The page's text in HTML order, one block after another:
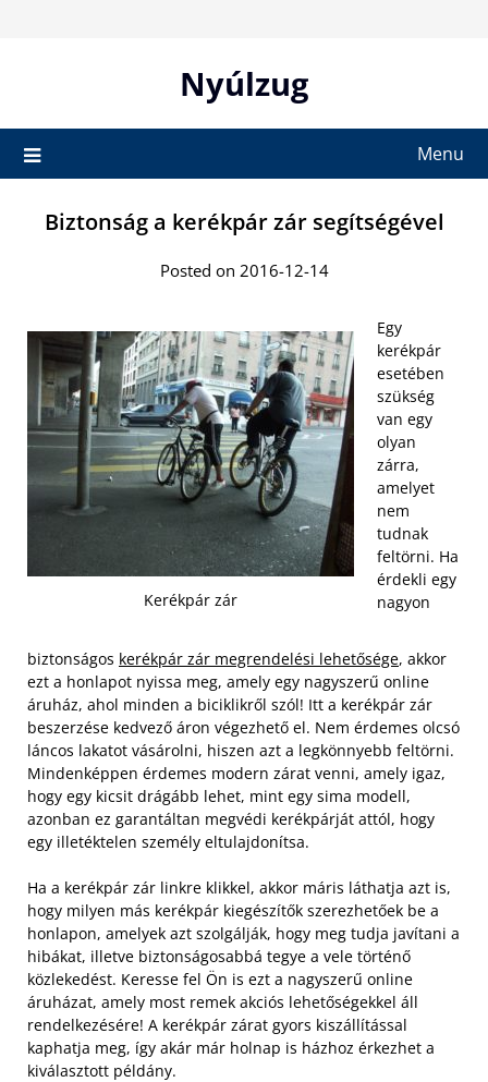
Nyúlzug
Menu
Biztonság a kerékpár zár segítségével
Posted on 2016-12-14
Kerékpár zár
Egy
kerékpár
esetében
szükség
van egy
olyan
zárra,
amelyet
nem
tudnak
feltörni. Ha
érdekli egy
nagyon
biztonságos kerékpár zár megrendelési lehetősége, akkor
ezt a honlapot nyissa meg, amely egy nagyszerű online
áruház, ahol minden a biciklikről szól! Itt a kerékpár zár
beszerzése kedvező áron végezhető el. Nem érdemes olcsó
láncos lakatot vásárolni, hiszen azt a legkönnyebb feltörni.
Mindenképpen érdemes modern zárat venni, amely igaz,
hogy egy kicsit drágább lehet, mint egy sima modell,
azonban ez garantáltan megvédi kerékpárját attól, hogy
egy illetéktelen személy eltulajdonítsa.
Ha a kerékpár zár linkre klikkel, akkor máris láthatja azt is,
hogy milyen más kerékpár kiegészítők szerezhetőek be a
honlapon, amelyek azt szolgálják, hogy meg tudja javítani a
hibákat, illetve biztonságosabbá tegye a vele történő
közlekedést. Keresse fel Ön is ezt a nagyszerű online
áruházat, amely most remek akciós lehetőségekkel áll
rendelkezésére! A kerékpár zárat gyors kiszállítással
kaphatja meg, így akár már holnap is házhoz érkezhet a
kiválasztott példány.